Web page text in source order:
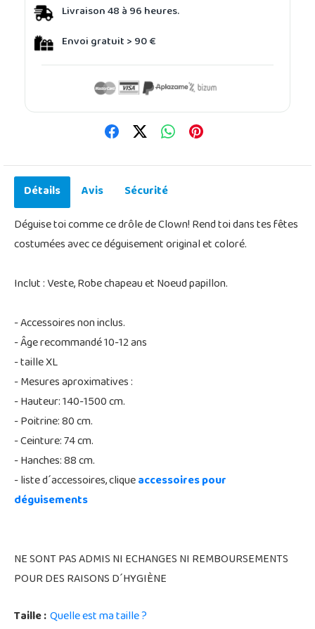
Livraison 48 à 96 heures.
Envoi gratuit > 90 €
Détails Avis
Sécurité
Déguise toi comme ce drôle de Clown! Rend toi dans tes fêtes
costumées avec ce déguisement original et coloré.
Inclut : Veste, Robe chapeau et Noeud papillon.
- Accessoires non inclus.
- Âge recommandé 10-12 ans
- taille XL
- Mesures aproximatives :
- Hauteur: 140-1500 cm.
- Poitrine: 80 cm.
- Ceinture: 74 cm.
- Hanches: 88 cm.
- liste d´accessoires, cliqueaccessoires pour
déguisements
NE SONT PAS ADMIS NI ECHANGES NI REMBOURSEMENTS
POUR DES RAISONS D´HYGIÈNE
Taille :Quelle est ma taille ?